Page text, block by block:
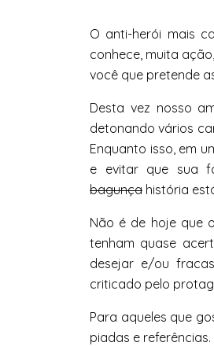
O anti-herói mais
conhece, muita
você que pretende
Desta vez nosso
detonando vários
Enquanto isso, em
e evitar que sua
bagunça história
Não é de hoje que
tenham quase
desejar e/ou
criticado pelo
Para aqueles que
piadas e referências.